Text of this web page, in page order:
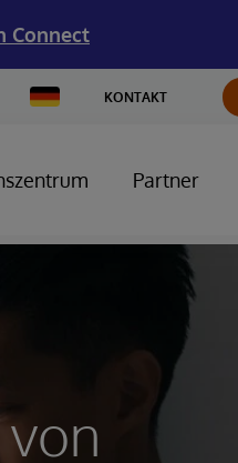
Connect
Change
Country
KONTAKT
Partner